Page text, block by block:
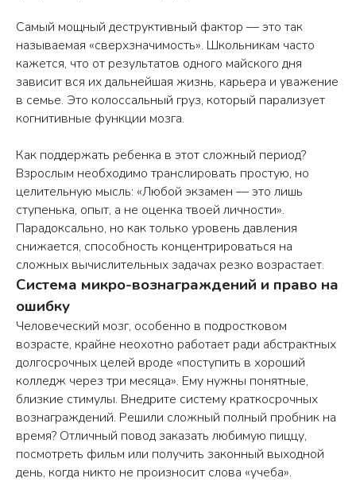
Самый мощный деструктивный фактор — это так
называемая «сверхзначимость». Школьникам часто
кажется, что от результатов одного майского дня
зависит вся их дальнейшая жизнь, карьера и уважение
в семье. Это колоссальный груз, который парализует
когнитивные функции мозга.
Как поддержать ребенка в этот сложный период?
Взрослым необходимо транслировать простую, но
целительную мысль: «Любой экзамен — это лишь
ступенька, опыт, а не оценка твоей личности».
Парадоксально, но как только уровень давления
снижается, способность концентрироваться на
сложных вычислительных задачах резко возрастает.
Система микро-вознаграждений и право на
ошибку
Человеческий мозг, особенно в подростковом
возрасте, крайне неохотно работает ради абстрактных
долгосрочных целей вроде «поступить в хороший
колледж через три месяца». Ему нужны понятные,
близкие стимулы. Внедрите систему краткосрочных
вознаграждений. Решили сложный полный пробник на
время? Отличный повод заказать любимую пиццу,
посмотреть фильм или получить законный выходной
день, когда никто не произносит слова «учеба».